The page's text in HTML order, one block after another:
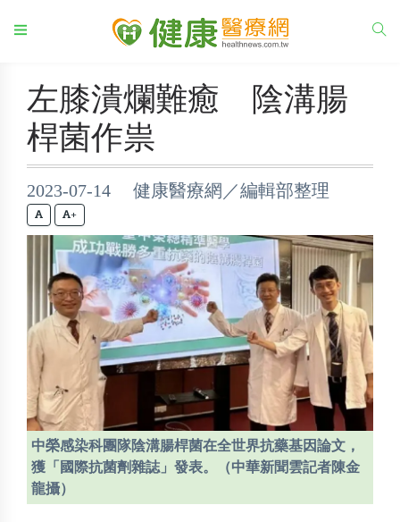
左膝潰爛難癒 陰溝腸
桿菌作祟
2023-07-14 健康醫療網／編輯部整理
+
中榮感染科團隊陰溝腸桿菌在全世界抗藥基因論文，
獲「國際抗菌劑雜誌」發表。（中華新聞雲記者陳金
龍攝）